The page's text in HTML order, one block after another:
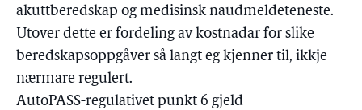
akuttberedskap og medisinsk naudmeldeteneste.
Utover dette er fordeling av kostnadar for slike
beredskapsoppgåver så langt eg kjenner til, ikkje
nærmare regulert.
AutoPASS-regulativet punkt 6 gjeld